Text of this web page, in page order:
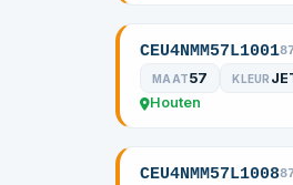
CEU4NMM57L1001
MAAT57 KLEUR
Houten
CEU4NMM57L1008